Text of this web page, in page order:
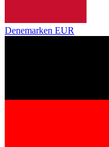
Denemarken EUR